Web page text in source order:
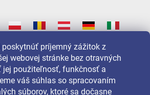
príjemný zážitok z
webovej stránke bez otravných
jej použiteľnosť, funkčnosť a
váš súhlas so spracovaním
súborov, ktoré sa dočasne
nás sledujte na: